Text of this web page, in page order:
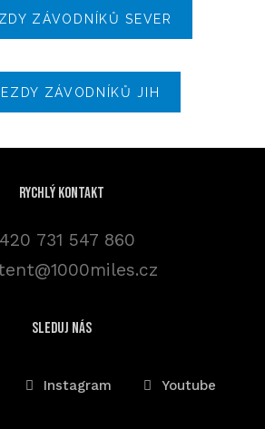
ZÁVODNÍKŮ SEVER
ZÁVODNÍKŮ JIH
Rychlý kontakt
731 547 860
sleduj nás
Instagram Youtube